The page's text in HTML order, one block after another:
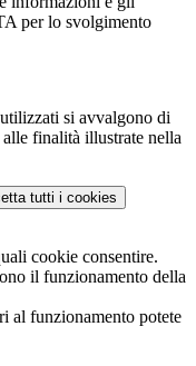
per lo svolgimento
si avvalgono di
finalità illustrate nella
tutti i cookies
cookie consentire.
il funzionamento della
al funzionamento potete